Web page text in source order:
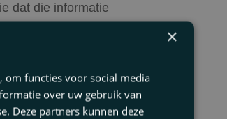
dat die informatie
×
om functies voor social media
over uw gebruik van
Deze partners kunnen deze